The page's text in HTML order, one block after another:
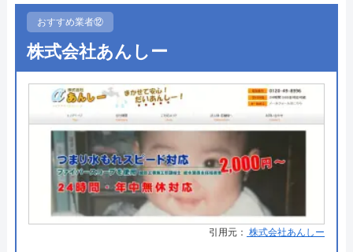
運営会社 株式会社クリーンライフ
代表者
所在地
〒564-0052
大阪府吹田市広芝町6-10
対応エリア 全国
株式会社クリーンライフのクチコ
ミ on
件のクチコミ）
●定休日
●出張見積もり 出張見積もり無料
●支払い方法 現金、クレジットカード
●累計実績 施工対応数240万件以上
●保証・保険 ―
詳細は公式HPでご確認ください
水の生活救急車がおすすめの理由
おすすめ業者⑫
株式会社あんしー
引用元： 株式会社あんしー